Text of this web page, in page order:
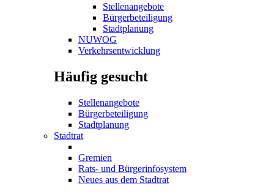
Stellenangebote
Bürgerbeteiligung
Stadtplanung
NUWOG
Verkehrsentwicklung
Häufig gesucht
Stellenangebote
Bürgerbeteiligung
Stadtplanung
Stadtrat
Gremien
Rats- und Bürgerinfosystem
Neues aus dem Stadtrat